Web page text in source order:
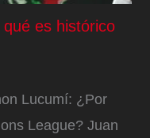
es histórico
Lucumí: ¿Por
League? Juan